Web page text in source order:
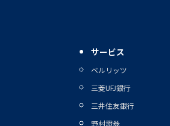
サービス
ベルリッツ
三菱UFJ銀行
三井住友銀行
野村證券